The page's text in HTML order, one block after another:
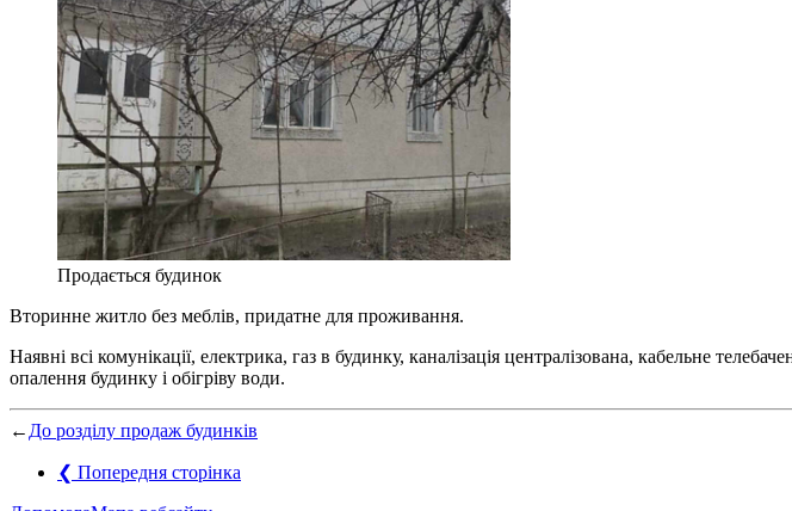
Продається будинок
Вторинне житло без меблів, придатне для проживання.
Наявні всі комунікації, електрика, газ в будинку, каналізація централізована, кабельне
опалення будинку і обігріву води.
← До розділу продаж будинків
❮ Попередня сторінка